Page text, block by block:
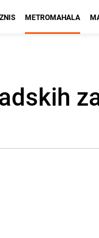
METROMAHALA